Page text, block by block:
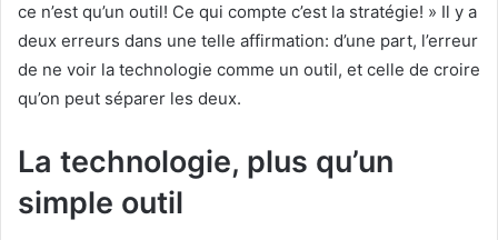
ce n’est qu’un outil! Ce qui compte c’est la stratégie! » Il y a
deux erreurs dans une telle affirmation: d’une part, l’erreur
de ne voir la technologie comme un outil, et celle de croire
qu’on peut séparer les deux.
La technologie, plus qu’un
simple outil